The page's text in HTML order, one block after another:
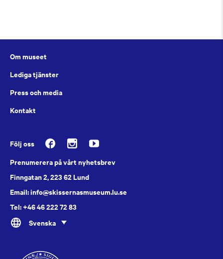
Om museet
Lediga tjänster
Press och media
Kontakt
Följ oss
Prenumerera på vårt nyhetsbrev
Finngatan 2, 223 62 Lund
Email: info@skissernasmuseum.lu.se
Tel: +46 46 222 72 83
Svenska